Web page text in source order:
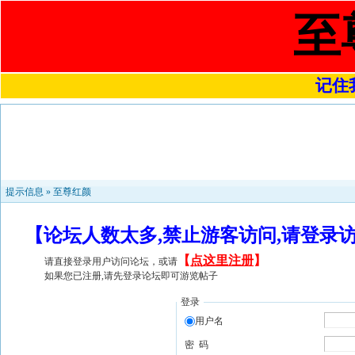
至
记住
提示信息 » 至尊红颜
【论坛人数太多,禁止游客访问,请登
请直接登录用户访问论坛，或请 【 点这里注册】
如果您已注册,请先登录论坛即可游览帖子
登录
用户名
密 码